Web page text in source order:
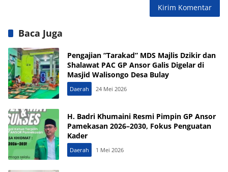
Baca Juga
Pengajian “Tarakad” MDS Majlis Dzikir dan
Shalawat PAC GP Ansor Galis Digelar di
Masjid Walisongo Desa Bulay
Daerah 24 Mei 2026
H. Badri Khumaini Resmi Pimpin GP Ansor
Pamekasan 2026–2030, Fokus Penguatan
Kader
Daerah 1 Mei 2026